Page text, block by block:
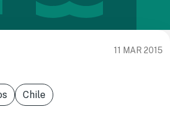
11 MAR 2015
Chile